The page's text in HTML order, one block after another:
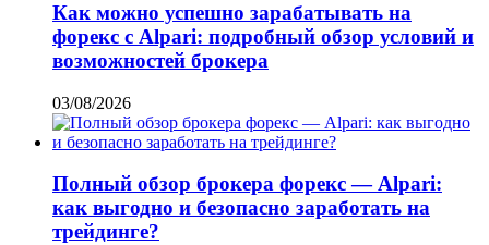
Как можно успешно зарабатывать на
форекс с Alpari: подробный обзор условий и
возможностей брокера
03/08/2026
Полный обзор брокера форекс — Alpari:
как выгодно и безопасно заработать на
трейдинге?